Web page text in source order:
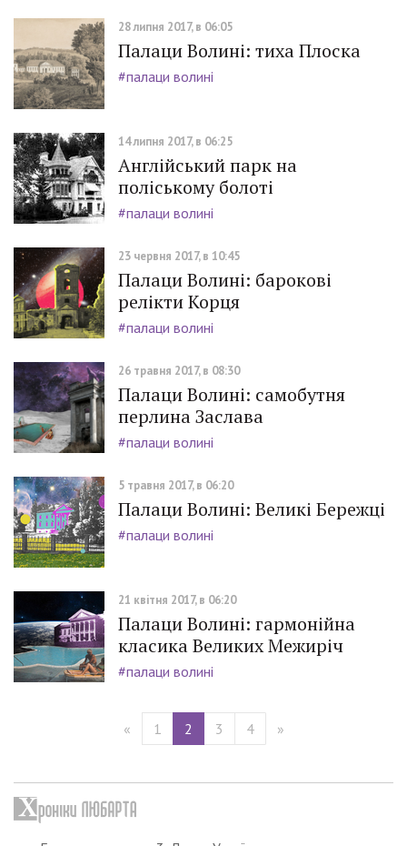
28 липня 2017, в 06:05
Палаци Волині: тиха Плоска
#палаци волині
14 липня 2017, в 06:25
Англійський парк на
поліському болоті
#палаци волині
23 червня 2017, в 10:45
Палаци Волині: барокові
релікти Корця
#палаци волині
26 травня 2017, в 08:30
Палаци Волині: самобутня
перлина Заслава
#палаци волині
5 травня 2017, в 06:20
Палаци Волині: Великі Бережці
#палаци волині
21 квітня 2017, в 06:20
Палаци Волині: гармонійна
класика Великих Межиріч
#палаци волині
« 1 2 3 4 »